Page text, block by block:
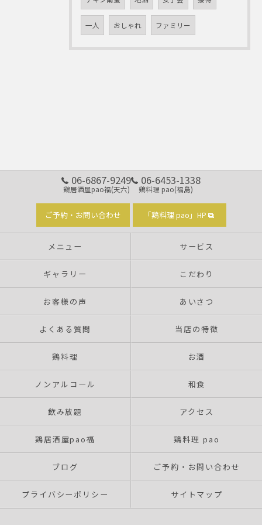
一人 おしゃれ ファミリー
06-6867-9249
鶏居酒屋pao福(天六)
06-6453-1338
鶏料理 pao(福島)
ご予約・お問い合わせ 「鶏料理 pao」HP
メニュー サービス
ギャラリー こだわり
お客様の声 あいさつ
よくある質問 当店の特徴
鶏料理 お酒
ノンアルコール 和食
飲み放題 アクセス
鶏居酒屋pao福 鶏料理 pao
ブログ ご予約・お問い合わせ
プライバシーポリシー サイトマップ